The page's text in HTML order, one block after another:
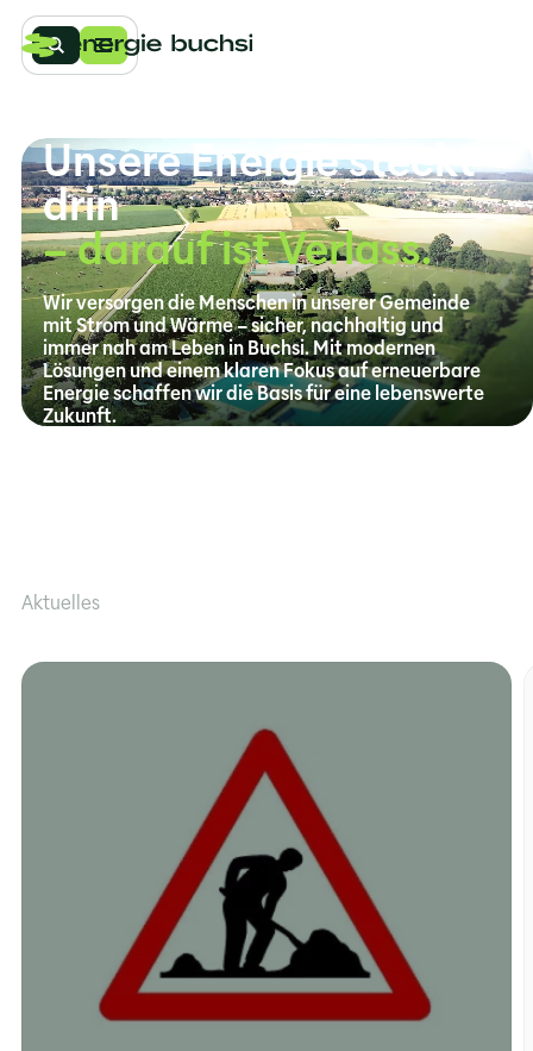
Angebot
Strom
Wärme
Wasser
Über
uns
Unternehmen
Jahresbericht
Unsere Energie steckt
drin
– darauf ist Verlass.
Wir versorgen die Menschen in unserer Gemeinde
mit Strom und Wärme – sicher, nachhaltig und
immer nah am Leben in Buchsi. Mit modernen
Lösungen und einem klaren Fokus auf erneuerbare
Energie schaffen wir die Basis für eine lebenswerte
Zukunft.
Aktuelles